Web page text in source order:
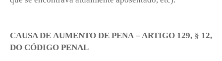
CAUSA DE AUMENTO DE PENA – ARTIGO 129, § 12,
DO CÓDIGO PENAL